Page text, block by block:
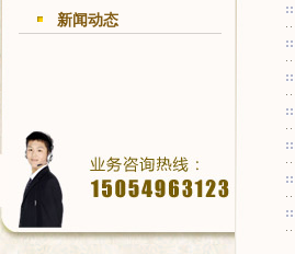
新闻动态